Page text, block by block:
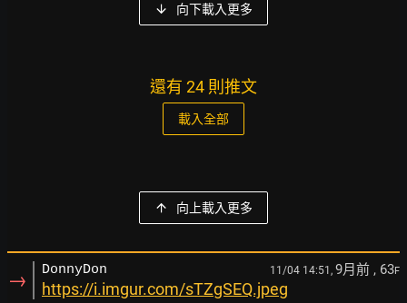
向下載入更多
還有 24 則推文
載入全部
向上載入更多
→ DonnyDon 11/04 14:51, 9月前 , 63F
https://i.imgur.com/sTZgSEQ.jpeg